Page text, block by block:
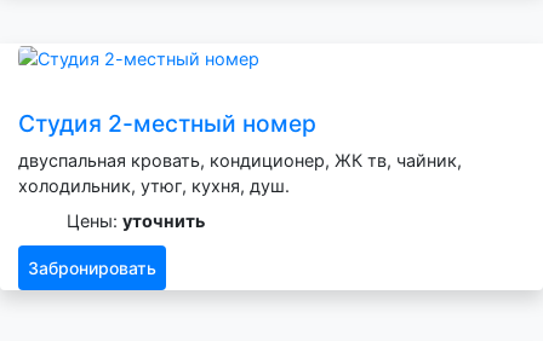
Студия 2-местный номер
двуспальная кровать, кондиционер, ЖК тв, чайник,
холодильник, утюг, кухня, душ.
Цены: уточнить
Забронировать